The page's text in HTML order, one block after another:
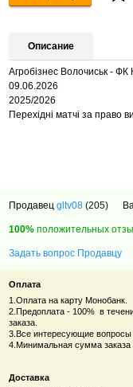
Описание
Агробізнес Волочиськ - ФК
09.06.2026
2025/2026
Перехідні матчі за право
Продавецgltv08 (205)
100% положительных
Задать вопрос Продавцу
Оплата
1.Оплата на карту Монобанк.
2.Предоплата - 100% в
заказа.
3.Все интересующие вопросы
4.Минимальная сумма заказа
Доставка